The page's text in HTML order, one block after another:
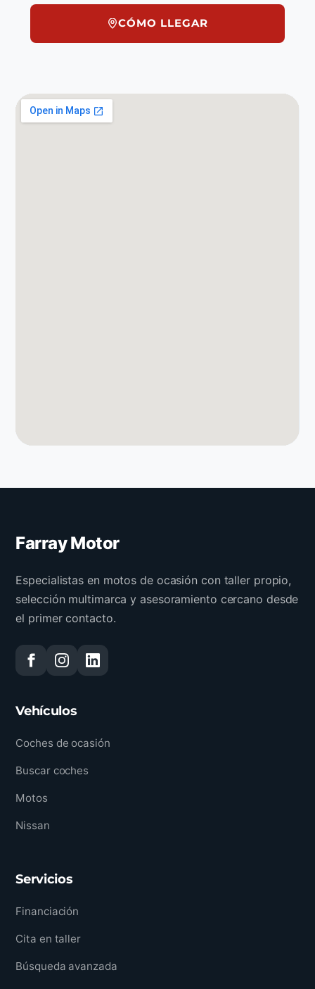
CÓMO LLEGAR
Farray Motor
Especialistas en motos de ocasión con taller propio,
selección multimarca y asesoramiento cercano desde
el primer contacto.
Vehículos
Coches de ocasión
Buscar coches
Motos
Nissan
Servicios
Financiación
Cita en taller
Búsqueda avanzada